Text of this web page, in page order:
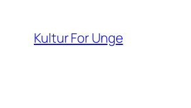
indhold
Kultur For Unge